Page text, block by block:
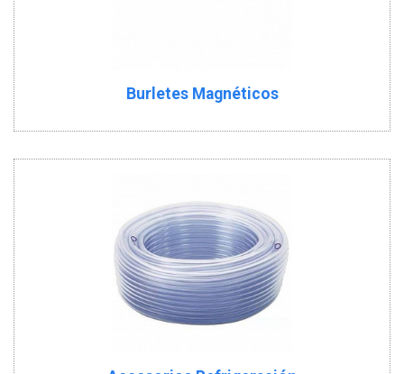
Burletes Magnéticos